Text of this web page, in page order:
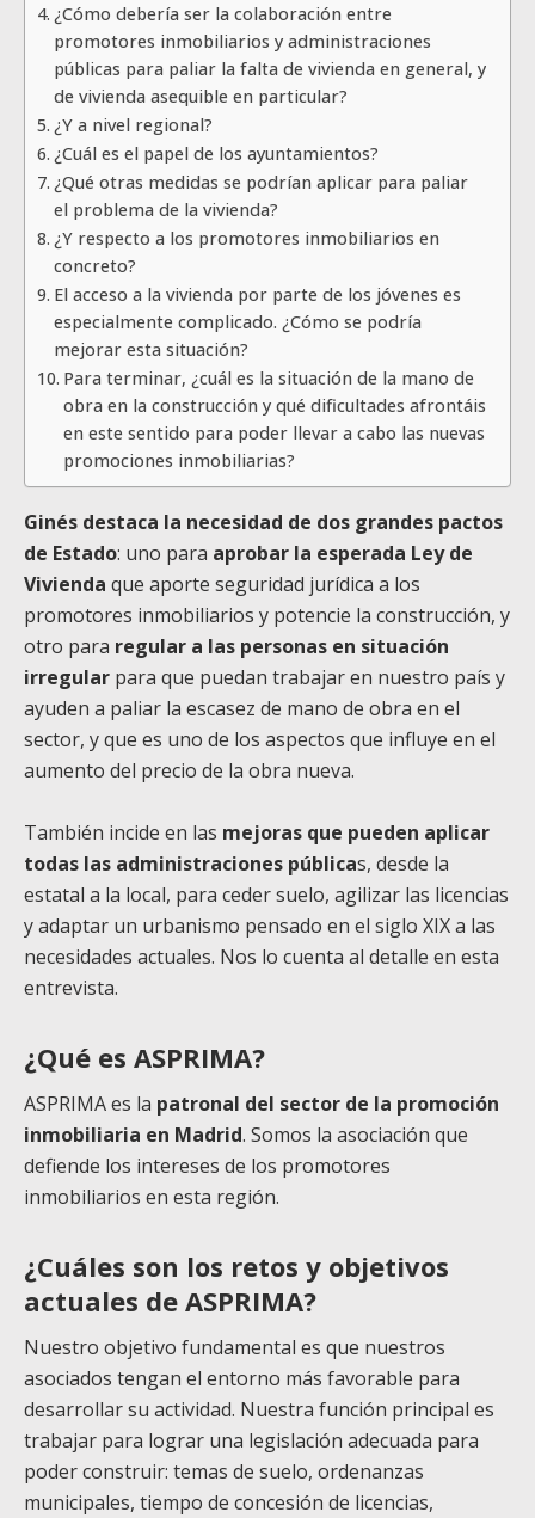
¿Cómo debería ser la colaboración entre
promotores inmobiliarios y administraciones
públicas para paliar la falta de vivienda en general, y
de vivienda asequible en particular?
¿Y a nivel regional?
¿Cuál es el papel de los ayuntamientos?
¿Qué otras medidas se podrían aplicar para paliar
el problema de la vivienda?
¿Y respecto a los promotores inmobiliarios en
concreto?
El acceso a la vivienda por parte de los jóvenes es
especialmente complicado. ¿Cómo se podría
mejorar esta situación?
Para terminar, ¿cuál es la situación de la mano de
obra en la construcción y qué dificultades afrontáis
en este sentido para poder llevar a cabo las nuevas
promociones inmobiliarias?
Ginés destaca la necesidad de dos grandes pactos
de Estado: uno para aprobar la esperada Ley de
Vivienda que aporte seguridad jurídica a los
promotores inmobiliarios y potencie la construcción, y
otro para regular a las personas en situación
irregular para que puedan trabajar en nuestro país y
ayuden a paliar la escasez de mano de obra en el
sector, y que es uno de los aspectos que influye en el
aumento del precio de la obra nueva.
También incide en las mejoras que pueden aplicar
todas las administraciones públicas, desde la
estatal a la local, para ceder suelo, agilizar las licencias
y adaptar un urbanismo pensado en el siglo XIX a las
necesidades actuales. Nos lo cuenta al detalle en esta
entrevista.
¿Qué es ASPRIMA?
ASPRIMA es la patronal del sector de la promoción
inmobiliaria en Madrid. Somos la asociación que
defiende los intereses de los promotores
inmobiliarios en esta región.
¿Cuáles son los retos y objetivos
actuales de ASPRIMA?
Nuestro objetivo fundamental es que nuestros
asociados tengan el entorno más favorable para
desarrollar su actividad. Nuestra función principal es
trabajar para lograr una legislación adecuada para
poder construir: temas de suelo, ordenanzas
municipales, tiempo de concesión de licencias,